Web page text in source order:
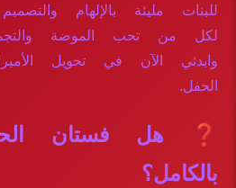
للبنات مليئة بالإلهام
لكل من تحب الموضة
وابدئي الآن في تحويل
الحفل.
❓ هل فستان
بالكامل؟